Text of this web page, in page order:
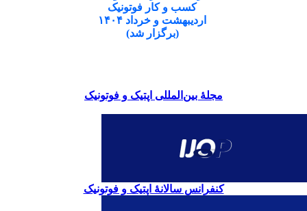
کسب و کار فوتونیک
اردیبهشت و خرداد ۱۴۰۴
(برگزار شد)
مجلۀ بین‌المللی اپتیک و فوتونیک
کنفرانس سالانۀ اپتیک و فوتونیک